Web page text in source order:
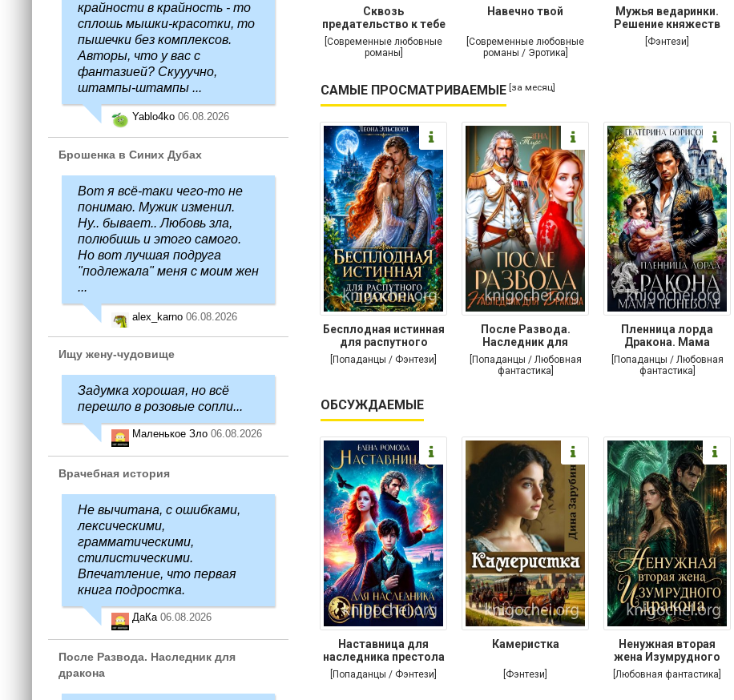
Сквозь
предательство к тебе
[Современные любовные
романы]
Навечно твой
[Современные любовные
романы / Эротика]
Мужья ведаринки.
Решение княжеств
[Фэнтези]
САМЫЕ ПРОСМАТРИВАЕМЫЕ [за месяц]
Бесплодная истинная
для распутного
дракона
[Попаданцы / Фэнтези]
После Развода.
Наследник для
дракона
[Попаданцы / Любовная
фантастика]
Пленница лорда
Дракона. Мама
поневоле
[Попаданцы / Любовная
фантастика]
ОБСУЖДАЕМЫЕ
Наставница для
наследника престола
[Попаданцы / Фэнтези]
Камеристка
[Фэнтези]
Ненужная вторая
жена Изумрудного
дракона
[Любовная фантастика]
крайности в крайность - то
сплошь мышки-красотки, то
пышечки без комплексов.
Авторы, что у вас с
фантазией? Скууучно,
штампы-штампы ...
Yablo4ko 06.08.2026
Брошенка в Синих Дубах
Вот я всё-таки чего-то не
понимаю. Мужик изменил.
Ну.. бывает.. Любовь зла,
полюбишь и этого самого.
Но вот лучшая подруга
"подлежала" меня с моим жен
...
alex_karno 06.08.2026
Ищу жену-чудовище
Задумка хорошая, но всё
перешло в розовые сопли...
Маленькое Зло 06.08.2026
Врачебная история
Не вычитана, с ошибками,
лексическими,
грамматическими,
стилистическими.
Впечатление, что первая
книга подростка.
ДаКа 06.08.2026
После Развода. Наследник для
дракона